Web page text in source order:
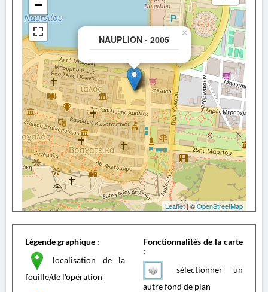
NAUPLION - 2005
×
−
Leaflet| ©OpenStreetMap
Légende graphique :
localisation de la
fouille/de l'opération
Fonctionnalités de la carte
:
sélectionner un
autre fond de plan